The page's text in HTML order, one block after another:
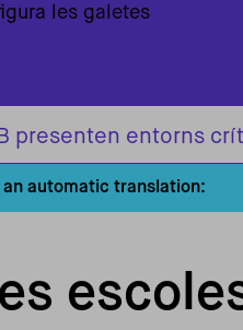
presenten entorns
automatic translation:
les galetes